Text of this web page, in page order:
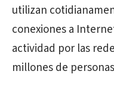
utilizan
conexiones a
actividad por las
millones de